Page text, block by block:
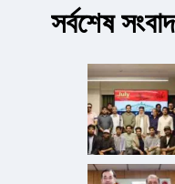
সর্বশেষ সংবাদ